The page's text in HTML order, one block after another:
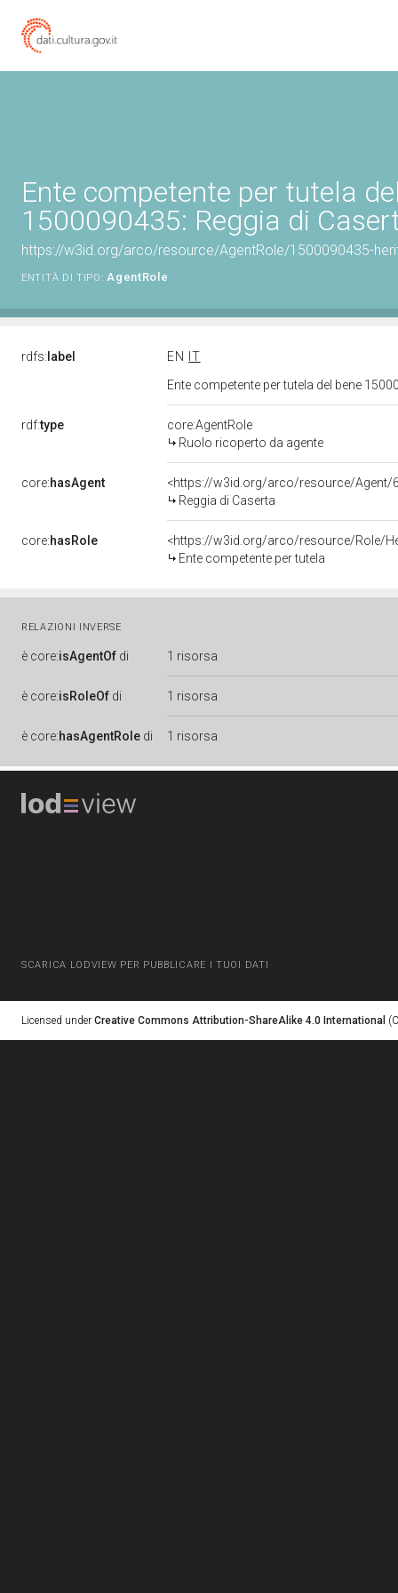
Ente competente per tutela
1500090435: Reggia di
https://w3id.org/arco/resource/AgentRole/1500090435-
ENTITÀ DI TIPO: AgentRole
rdfs: label EN
IT
Ente competente per tutela del bene
rdf:type
core:AgentRole
Ruolo ricoperto da agente
core:hasAgent
<https://w3id.org/arco/resource/Agent/
Reggia di Caserta
core:hasRole
<https://w3id.org/arco/resource/Role/
Ente competente per tutela
RELAZIONI INVERSE
è core:isAgentOf di 1 risorsa
è core:isRoleOf di 1 risorsa
è core:hasAgentRole di 1 risorsa
SCARICA LODVIEW PER PUBBLICARE I TUOI DATI
Licensed under Creative Commons Attribution-ShareAlike 4.0 International